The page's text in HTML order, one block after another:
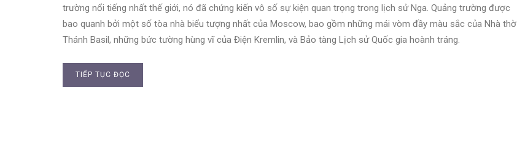
trường nổi tiếng nhất thế giới, nó đã chứng kiến vô số sự kiện quan trọng trong lịch sử Nga. Quảng trường được
bao quanh bởi một số tòa nhà biểu tượng nhất của Moscow, bao gồm những mái vòm đầy màu sắc của Nhà thờ
Thánh Basil, những bức tường hùng vĩ của Điện Kremlin, và Bảo tàng Lịch sử Quốc gia hoành tráng.
TIẾP TỤC ĐỌC